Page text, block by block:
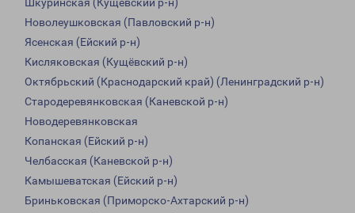
Шкуринская (Кущевский р-н)
Новолеушковская (Павловский р-н)
Ясенская (Ейский р-н)
Кисляковская (Кущёвский р-н)
Октябрьский (Краснодарский край) (Ленинградский р-н)
Стародеревянковская (Каневской р-н)
Новодеревянковская
Копанская (Ейский р-н)
Челбасская (Каневской р-н)
Камышеватская (Ейский р-н)
Бриньковская (Приморско-Ахтарский р-н)